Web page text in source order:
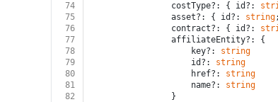
74
				costType?: { id?:
75
				asset?: { id?:
string
76
				contract?: { id?:
77
				affiliateEntity?: {
78
					key?:
string
79
					id?:
string
80
					href?:
string
81
					name?:
string
82
				}